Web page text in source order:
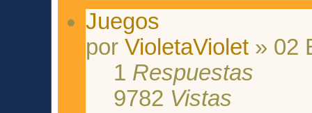
Juegos
porVioletaViolet » 02
1 Respuestas
9782 Vistas